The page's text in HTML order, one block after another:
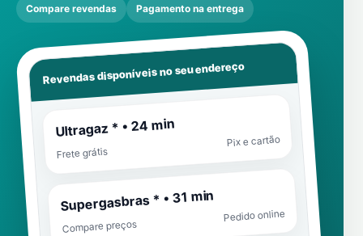
Compare revendas Pagamento na entrega
Revendas disponíveis no seu endereço
Ultragaz * • 24 min
Frete grátis
Pix e cartão
Supergasbras * • 31 min
Compare preços
Pedido online